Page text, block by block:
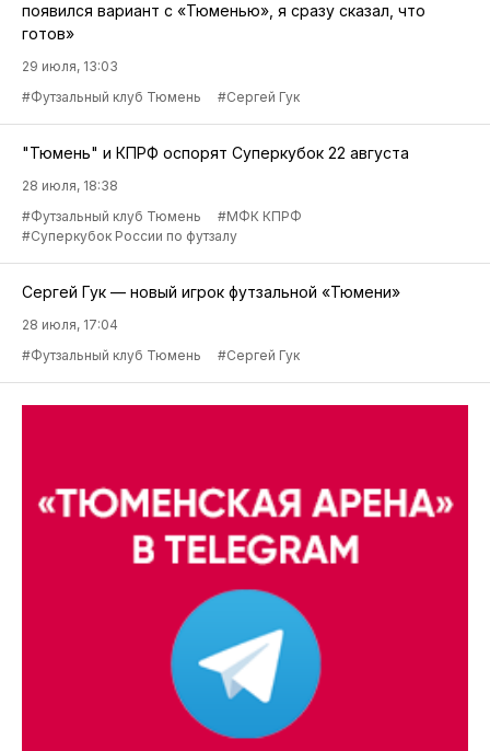
появился вариант с «Тюменью», я сразу сказал, что
готов»
29 июля, 13:03
#Футзальный клуб Тюмень
#Сергей Гук
"Тюмень" и КПРФ оспорят Суперкубок 22 августа
28 июля, 18:38
#Футзальный клуб Тюмень
#МФК КПРФ
#Суперкубок России по футзалу
Сергей Гук — новый игрок футзальной «Тюмени»
28 июля, 17:04
#Футзальный клуб Тюмень
#Сергей Гук